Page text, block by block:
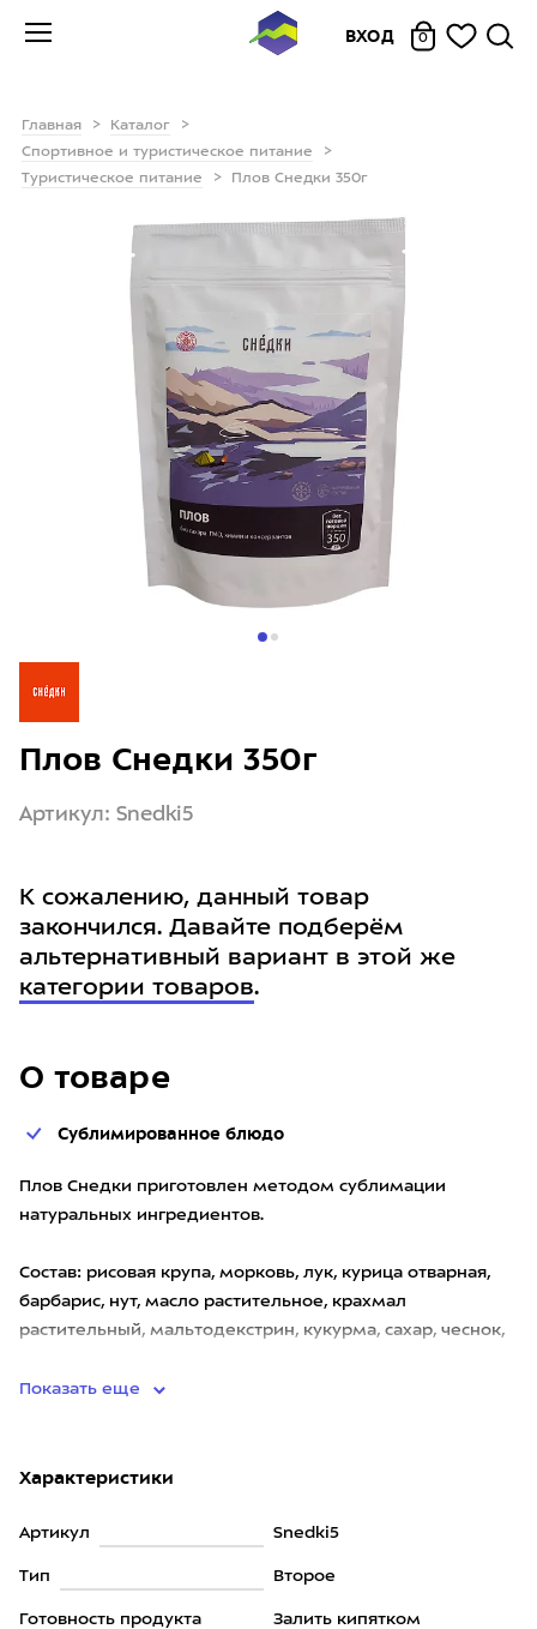
ВХОД 0
Главная
Каталог
Спортивное и туристическое питание
Туристическое питание
Плов Снедки 350г
О товаре
Сублимированное блюдо
Плов Снедки приготовлен методом сублимации
натуральных ингредиентов.
Состав: рисовая крупа, морковь, лук, курица отварная,
барбарис, нут, масло растительное, крахмал
растительный, мальтодекстрин, кукурма, сахар, чеснок,
Показать еще
Характеристики
Артикул Snedki5
Тип Второе
Готовность продукта Залить кипятком
Плов Снедки 350г
Артикул: Snedki5
К сожалению, данный товар
закончился. Давайте подберём
альтернативный вариант в этой же
категории товаров.